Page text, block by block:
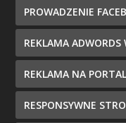
PROWADZENIE
REKLAMA ADWORDS
REKLAMA NA
RESPONSYWNE